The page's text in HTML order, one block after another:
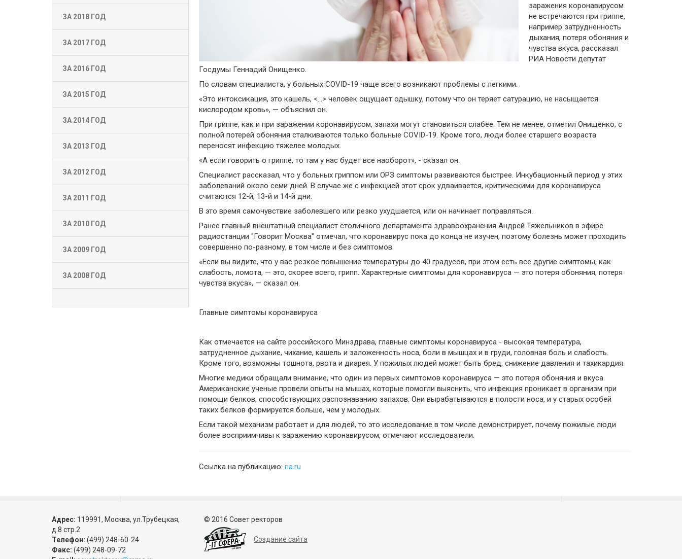
ЗА 2018 ГОД
ЗА 2017 ГОД
ЗА 2016 ГОД
ЗА 2015 ГОД
ЗА 2014 ГОД
ЗА 2013 ГОД
ЗА 2012 ГОД
ЗА 2011 ГОД
ЗА 2010 ГОД
ЗА 2009 ГОД
ЗА 2008 ГОД
заражения коронавирусом
не встречаются при гриппе,
например затрудненность
дыхания, потеря обоняния и
чувства вкуса, рассказал
РИА Новости депутат
Госдумы Геннадий Онищенко.
По словам специалиста, у больных COVID-19 чаще всего возникают проблемы с легкими.
«Это интоксикация, это кашель, <...> человек ощущает одышку, потому что он теряет сатурацию, не насыщается
кислородом кровь», — объяснил он.
При гриппе, как и при заражении коронавирусом, запахи могут становиться слабее. Тем не менее, отметил Онищенко, с
полной потерей обоняния сталкиваются только больные COVID-19. Кроме того, люди более старшего возраста
переносят инфекцию тяжелее молодых.
«А если говорить о гриппе, то там у нас будет все наоборот», - сказал он.
Специалист рассказал, что у больных гриппом или ОРЗ симптомы развиваются быстрее. Инкубационный период у этих
заболеваний около семи дней. В случае же с инфекцией этот срок удваивается, критическими для коронавируса
считаются 12-й, 13-й и 14-й дни.
В это время самочувствие заболевшего или резко ухудшается, или он начинает поправляться.
Ранее главный внештатный специалист столичного департамента здравоохранения Андрей Тяжельников в эфире
радиостанции "Говорит Москва" отмечал, что коронавирус пока до конца не изучен, поэтому болезнь может проходить
совершенно по-разному, в том числе и без симптомов.
«Если вы видите, что у вас резкое повышение температуры до 40 градусов, при этом есть все другие симптомы, как
слабость, ломота, — это, скорее всего, грипп. Характерные симптомы для коронавируса — это потеря обоняния, потеря
чувства вкуса», — сказал он.
Главные симптомы коронавируса
Как отмечается на сайте российского Минздрава, главные симптомы коронавируса - высокая температура,
затрудненное дыхание, чихание, кашель и заложенность носа, боли в мышцах и в груди, головная боль и слабость.
Кроме того, возможны тошнота, рвота и диарея. У пожилых людей может быть бред, снижение давления и тахикардия.
Многие медики обращали внимание, что один из первых симптомов коронавируса — это потеря обоняния и вкуса.
Американские ученые провели опыты на мышах, которые помогли выяснить, что инфекция проникает в организм при
помощи белков, способствующих распознаванию запахов. Они вырабатываются в полости носа, и у старых особей
таких белков формируется больше, чем у молодых.
Если такой механизм работает и для людей, то это исследование в том числе демонстрирует, почему пожилые люди
более восприимчивы к заражению коронавирусом, отмечают исследователи.
Ссылка на публикацию: ria.ru
Адрес: 119991, Москва, ул.Трубецкая,
д.8 стр.2
Телефон: (499) 248-60-24
Факс: (499) 248-09-72
© 2016 Совет ректоров
Создание сайта